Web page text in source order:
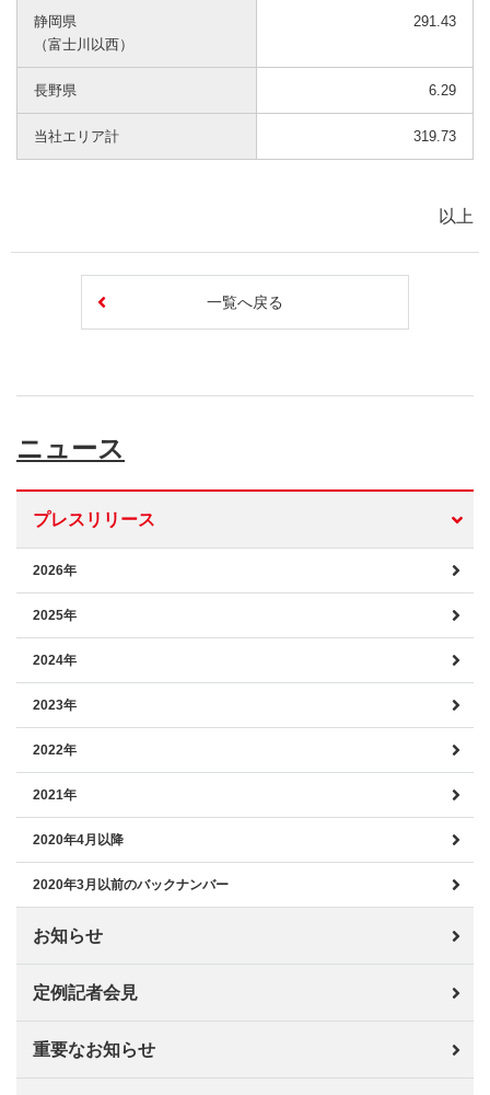
静岡県
（富士川以西）
291.43
長野県 6.29
当社エリア計 319.73
以上
一覧へ戻る
ニュース
プレスリリース
2026年
2025年
2024年
2023年
2022年
2021年
2020年4月以降
2020年3月以前のバックナンバー
お知らせ
定例記者会見
重要なお知らせ